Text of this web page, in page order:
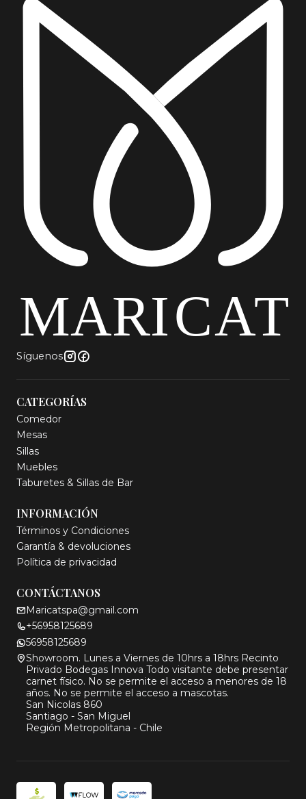
Síguenos
CATEGORÍAS
Comedor
Mesas
Sillas
Muebles
Taburetes & Sillas de Bar
INFORMACIÓN
Términos y Condiciones
Garantía & devoluciones
Política de privacidad
CONTÁCTANOS
Maricatspa@gmail.com
+56958125689
56958125689
Showroom. Lunes a Viernes de 10hrs a 18hrs Recinto
Privado Bodegas Innova Todo visitante debe presentar
carnet físico. No se permite el acceso a menores de 18
años. No se permite el acceso a mascotas.
San Nicolas 860
Santiago - San Miguel
Región Metropolitana - Chile